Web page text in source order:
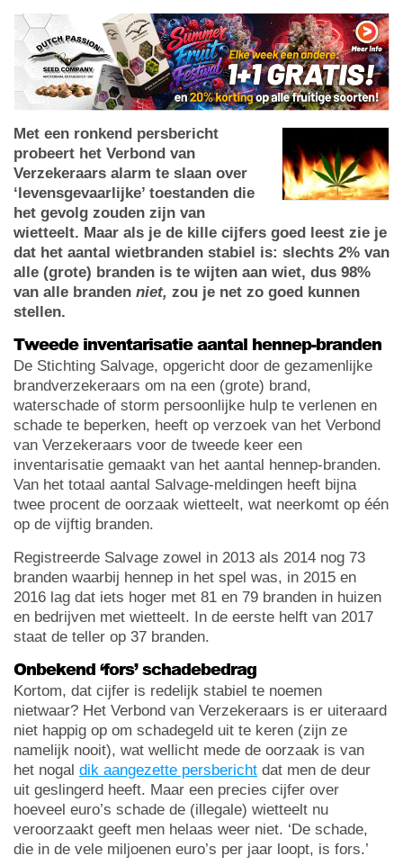
Met een ronkend persbericht
probeert het Verbond van
Verzekeraars alarm te slaan over
‘levensgevaarlijke’ toestanden die
het gevolg zouden zijn van
wietteelt. Maar als je de kille cijfers goed leest zie je
dat het aantal wietbranden stabiel is: slechts 2% van
alle (grote) branden is te wijten aan wiet, dus 98%
van alle branden niet, zou je net zo goed kunnen
stellen.
Tweede inventarisatie aantal hennep-branden
De Stichting Salvage, opgericht door de gezamenlijke
brandverzekeraars om na een (grote) brand,
waterschade of storm persoonlijke hulp te verlenen en
schade te beperken, heeft op verzoek van het Verbond
van Verzekeraars voor de tweede keer een
inventarisatie gemaakt van het aantal hennep-branden.
Van het totaal aantal Salvage-meldingen heeft bijna
twee procent de oorzaak wietteelt, wat neerkomt op één
op de vijftig branden.
Registreerde Salvage zowel in 2013 als 2014 nog 73
branden waarbij hennep in het spel was, in 2015 en
2016 lag dat iets hoger met 81 en 79 branden in huizen
en bedrijven met wietteelt. In de eerste helft van 2017
staat de teller op 37 branden.
Onbekend ‘fors’ schadebedrag
Kortom, dat cijfer is redelijk stabiel te noemen
nietwaar? Het Verbond van Verzekeraars is er uiteraard
niet happig op om schadegeld uit te keren (zijn ze
namelijk nooit), wat wellicht mede de oorzaak is van
het nogal dik aangezette persbericht dat men de deur
uit geslingerd heeft. Maar een precies cijfer over
hoeveel euro’s schade de (illegale) wietteelt nu
veroorzaakt geeft men helaas weer niet. ‘De schade,
die in de vele miljoenen euro’s per jaar loopt, is fors.’